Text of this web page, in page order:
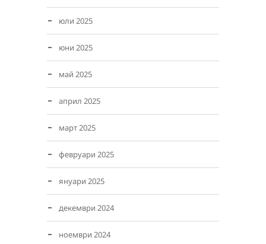
юли 2025
юни 2025
май 2025
април 2025
март 2025
февруари 2025
януари 2025
декември 2024
ноември 2024